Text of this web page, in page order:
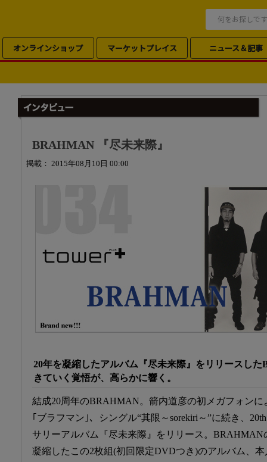
オンラインショップ マーケットプレイス ニュース＆記事
BRAHMAN 『尽未来際』
掲載： 2015年08月10日 00:00
20年を凝縮したアルバム『尽未来際』をリリースし
きていく覚悟が、高らかに響く。
結成20周年のBRAHMAN。箭内道彦の初メガフォンに
｢ブラフマン｣、シングル“其限～sorekiri～”に続き、
サリーアルバム『尽未来際』をリリース。BRAHMAN
凝縮したこの2枚組(初回限定DVDつき)のアルバム、本